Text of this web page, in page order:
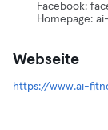
Facebook:
Homepage:
Webseite
https://www.ai-